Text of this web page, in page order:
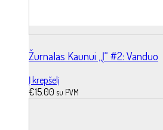
Žurnalas Kaunui „Į“ #2: Vanduo
Į krepšelį
€15.00 su PVM